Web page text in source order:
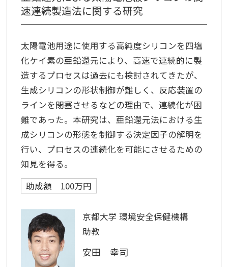
速連続製造法に関する研究
太陽電池用途に使用する高純度シリコンを四塩
化ケイ素の亜鉛還元により、高速で連続的に製
造するプロセスは過去にも検討されてきたが、
生成シリコンの形状制御が難しく、反応装置の
ラインを閉塞させるなどの理由で、連続化が困
難であった。本研究は、亜鉛還元法における生
成シリコンの形態を制御する決定因子の解明を
行い、プロセスの連続化を可能にさせるための
知見を得る。
助成額 100万円
京都大学 環境安全保健機構
助教
安田 幸司